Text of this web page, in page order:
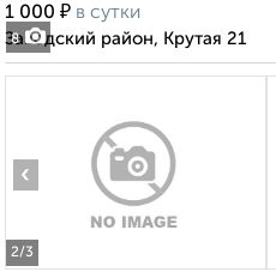
8
1 000 ₽ в сутки
Заводский район, Крутая 21
2/3
‹